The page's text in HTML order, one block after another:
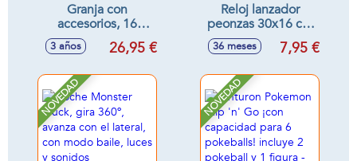
Granja con
accesorios, 16
piezas, luces y
sonidos - Modelos
3 años 26,95 €
Reloj lanzador
peonzas 30x16 cm
- Modelos surtidos
36 meses 7,95 €
NOVEDAD NOVEDAD